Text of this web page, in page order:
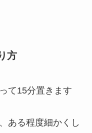
方
て15分置きます
ある程度細かくし